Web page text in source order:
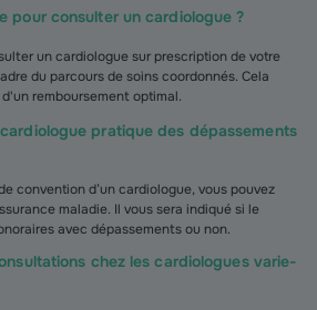
pour consulter un cardiologue ?
un cardiologue sur prescription de votre
du parcours de soins coordonnés. Cela
remboursement optimal.
pratique des dépassements
convention d’un cardiologue, vous pouvez
maladie. Il vous sera indiqué si le
avec dépassements ou non.
chez les cardiologues varie-